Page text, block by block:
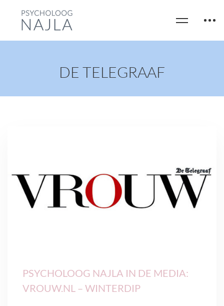
DE TELEGRAAF
PSYCHOLOOG NAJLA IN DE MEDIA:
VROUW.NL – WINTERDIP